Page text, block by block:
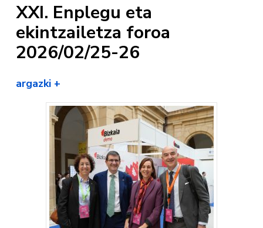
XXI. Enplegu eta
ekintzailetza foroa
2026/02/25-26
argazki +